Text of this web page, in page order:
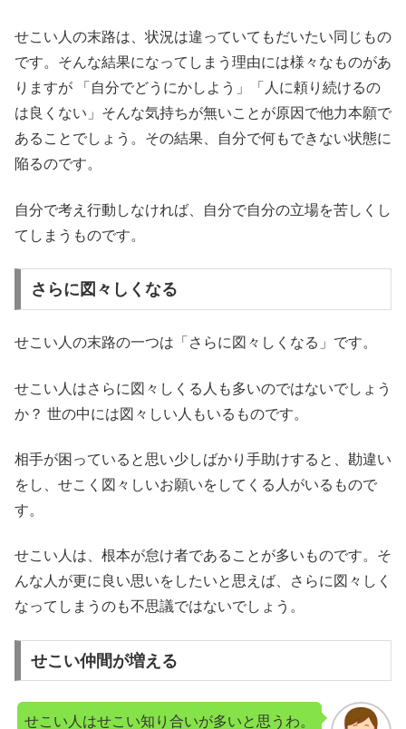
せこい人の末路は、状況は違っていてもだいたい同じもの
です。そんな結果になってしまう理由には様々なものがあ
りますが 「自分でどうにかしよう」「人に頼り続けるの
は良くない」そんな気持ちが無いことが原因で他力本願で
あることでしょう。 その結果、自分で何もできない状態に
陥るのです。
自分で考え行動しなければ、自分で自分の立場を苦しくし
てしまうものです。
さらに図々しくなる
せこい人の末路の一つは「さらに図々しくなる」です。
せこい人はさらに図々しくる人も多いのではないでしょう
か？ 世の中には図々しい人もいるものです。
相手が困っていると思い少しばかり手助けすると、勘違い
をし、せこく図々しいお願いをしてくる人がいるもので
す。
せこい人は、根本が怠け者であることが多いものです。そ
んな人が更に良い思いをしたいと思えば、さらに図々しく
なってしまうのも不思議ではないでしょう。
せこい仲間が増える
せこい人はせこい知り合いが多いと思うわ。